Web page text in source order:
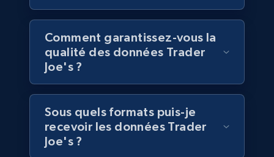
eCommerce
5.6K+ 875+ Buy Now
TikTok Shop
URL, Title, Available, Description, Currency, Initial
price, Final price, Discount percent, and more.
Comment garantissez-vous la
qualité des données Trader
Joe's ?
Sous quels formats puis-je
recevoir les données Trader
Joe's ?